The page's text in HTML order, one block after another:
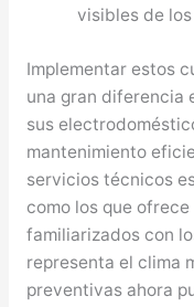
visibles de
Implementar estos
una gran diferencia
sus
mantenimiento
servicios técnicos
como los que ofrece
familiarizados con
representa el clima
preventivas ahora